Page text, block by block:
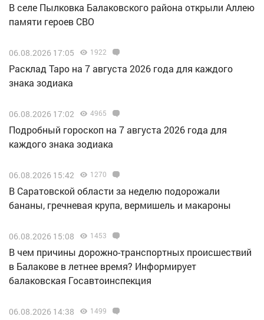
В селе Пылковка Балаковского района открыли Аллею
памяти героев СВО
06.08.2026 17:05 1922
Расклад Таро на 7 августа 2026 года для каждого
знака зодиака
06.08.2026 17:02 4965
Подробный гороскоп на 7 августа 2026 года для
каждого знака зодиака
06.08.2026 15:42 1270
В Саратовской области за неделю подорожали
бананы, гречневая крупа, вермишель и макароны
06.08.2026 15:08 1453
В чем причины дорожно-транспортных происшествий
в Балакове в летнее время? Информирует
балаковская Госавтоинспекция
06.08.2026 14:38 1499